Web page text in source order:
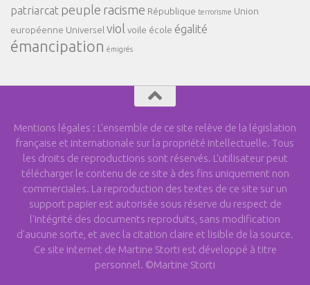
patriarcat peuple racisme République terrorisme Union
européenne Universel viol voile école égalité
émancipation émigrés
Mentions légales : L'ensemble de ce site relève de la législation
française et internationale sur la propriété intellectuelle. Tous
les droits de reproductions sont réservés. L'utilisateur peut
télécharger le contenu de ce site à des fins uniquement non
commerciales. La reproduction des textes de ce site sur un
support papier est autorisée sous réserve du respect de
l'intégrité des documents reproduits, sans modification
d'aucune sorte, et avec la citation claire et lisible de la source.
Ce site internet de Martine Storti est développé à titre
personnel. ©Martine Storti